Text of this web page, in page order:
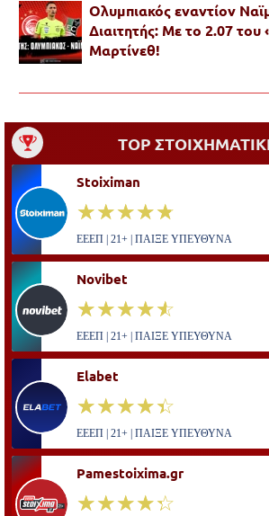
Ολυμπιακός εναντίον
Διαιτητής: Με το 2.07 του
Μαρτίνεθ!
TOP
Stoiximan
☆☆☆☆☆
★★★★★
ΕΕΕΠ | 21+ | ΠΑΙΞΕ ΥΠΕΥΘΥΝΑ
Novibet
☆☆☆☆☆
★★★★★
ΕΕΕΠ | 21+ | ΠΑΙΞΕ ΥΠΕΥΘΥΝΑ
Elabet
☆☆☆☆☆
★★★★★
ΕΕΕΠ | 21+ | ΠΑΙΞΕ ΥΠΕΥΘΥΝΑ
Pamestoixima.gr
☆☆☆☆☆
★★★★★